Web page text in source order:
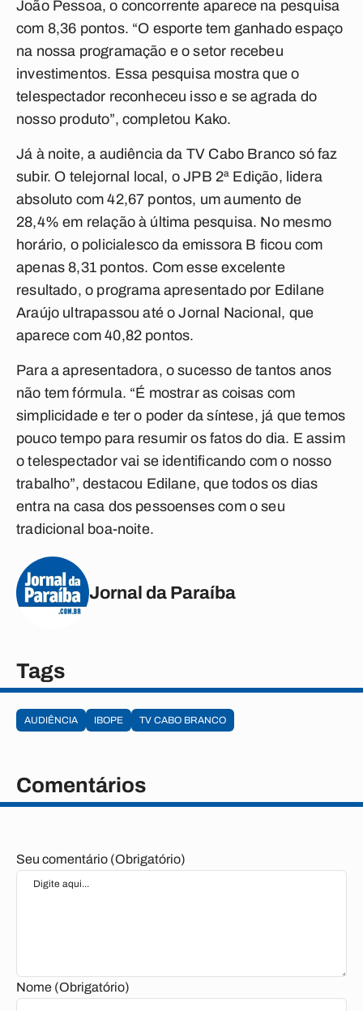
João Pessoa, o concorrente aparece na pesquisa
com 8,36 pontos. “O esporte tem ganhado espaço
na nossa programação e o setor recebeu
investimentos. Essa pesquisa mostra que o
telespectador reconheceu isso e se agrada do
nosso produto”, completou Kako.
Já à noite, a audiência da TV Cabo Branco só faz
subir. O telejornal local, o JPB 2ª Edição, lidera
absoluto com 42,67 pontos, um aumento de
28,4% em relação à última pesquisa. No mesmo
horário, o policialesco da emissora B ficou com
apenas 8,31 pontos. Com esse excelente
resultado, o programa apresentado por Edilane
Araújo ultrapassou até o Jornal Nacional, que
aparece com 40,82 pontos.
Para a apresentadora, o sucesso de tantos anos
não tem fórmula. “É mostrar as coisas com
simplicidade e ter o poder da síntese, já que temos
pouco tempo para resumir os fatos do dia. E assim
o telespectador vai se identificando com o nosso
trabalho”, destacou Edilane, que todos os dias
entra na casa dos pessoenses com o seu
tradicional boa-noite.
Jornal da Paraíba
Tags
AUDIÊNCIA IBOPE TV CABO BRANCO
Comentários
Seu comentário (Obrigatório)
Nome (Obrigatório)